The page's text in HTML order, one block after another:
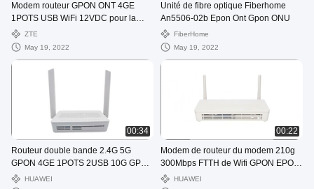
Modem routeur GPON ONT 4GE
1POTS USB WiFi 12VDC pour la
maison
ZTE
May 19, 2022
Unité de fibre optique Fiberhome
An5506-02b Epon Ont Gpon ONU
FiberHome
May 19, 2022
00:34
Routeur double bande 2.4G 5G
GPON 4GE 1POTS 2USB 10G GPON
ONTARIO
HUAWEI
00:22
Modem de routeur du modem 210g
300Mbps FTTH de Wifi GPON EPON
OntarioHUAWEI